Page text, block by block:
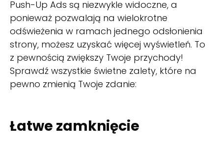
Push-Up Ads są niezwykle widoczne, a
ponieważ pozwalają na wielokrotne
odświeżenia w ramach jednego odsłonienia
strony, możesz uzyskać więcej wyświetleń. To
z pewnością zwiększy Twoje przychody!
Sprawdź wszystkie świetne zalety, które na
pewno zmienią Twoje zdanie:
Łatwe zamknięcie